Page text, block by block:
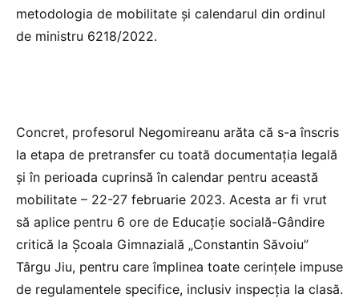
metodologia de mobilitate și calendarul din ordinul
de ministru 6218/2022.
Concret, profesorul Negomireanu arăta că s-a înscris
la etapa de pretransfer cu toată documentația legală
și în perioada cuprinsă în calendar pentru această
mobilitate – 22-27 februarie 2023. Acesta ar fi vrut
să aplice pentru 6 ore de Educație socială-Gândire
critică la Școala Gimnazială „Constantin Săvoiu”
Târgu Jiu, pentru care împlinea toate cerințele impuse
de regulamentele specifice, inclusiv inspecția la clasă.